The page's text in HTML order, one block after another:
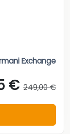
Exchange
€ 249,00 €